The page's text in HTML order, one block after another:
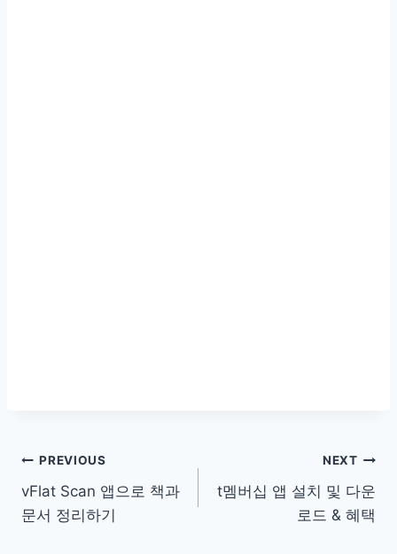
글
탐
PREVIOUS
vFlat Scan 앱으로 책과
문서 정리하기
NEXT
t멤버십 앱 설치 및 다운
로드 & 혜택